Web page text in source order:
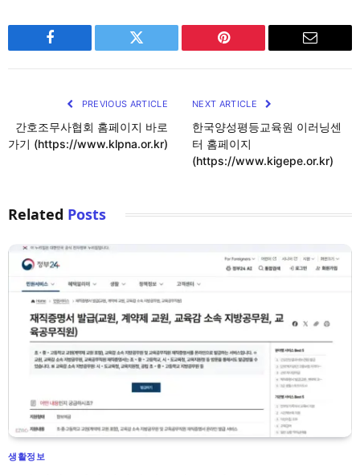
Facebook Twitter Pinterest Email
PREVIOUS ARTICLE
간호조무사협회 홈페이지 바로
가기 (https://www.klpna.or.kr)
NEXT ARTICLE
한국양성평등교육원 이러닝센
터 홈페이지
(https://www.kigepe.or.kr)
Related Posts
생활정보